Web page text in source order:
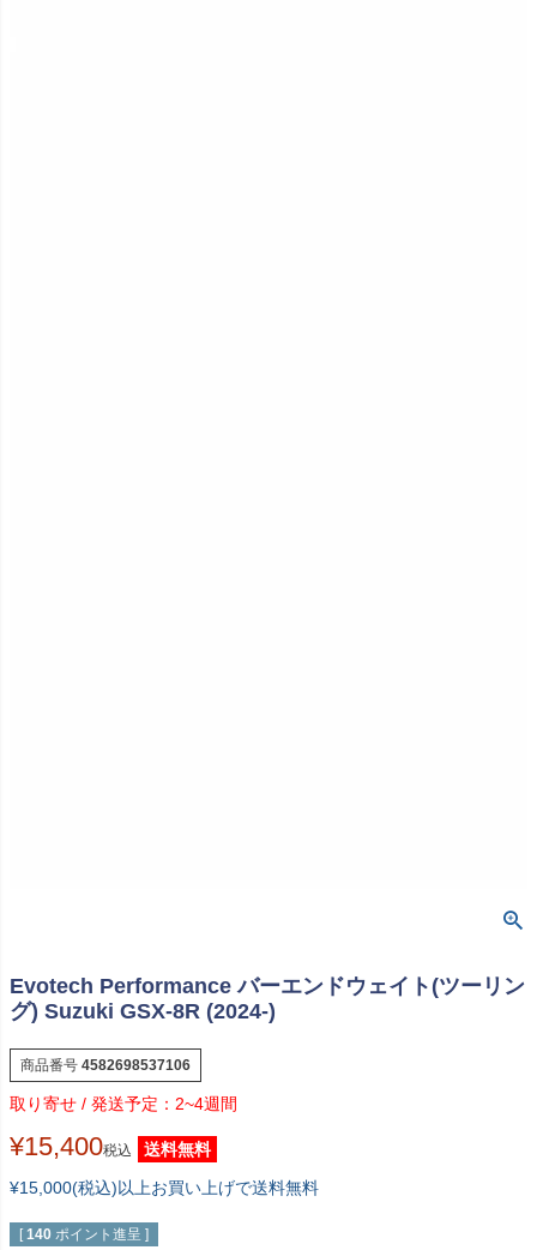
Evotech Performance バーエンドウェイト(ツーリン
グ) Suzuki GSX-8R (2024-)
商品番号 4582698537106
2~4週間
¥15,400税込
送料無料
¥15,000(税込)以上お買い上げで送料無料
[ 140 ポイント進呈 ]